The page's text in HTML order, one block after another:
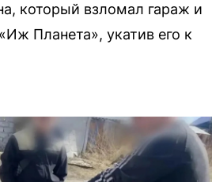
который взломал гараж и
Планета», укатив его к